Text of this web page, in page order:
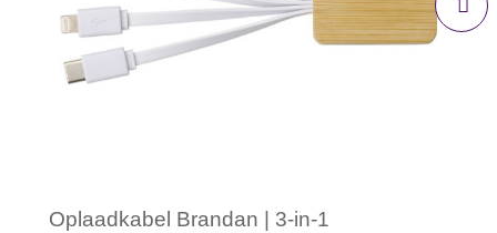
Oplaadkabel Brandan | 3-in-1